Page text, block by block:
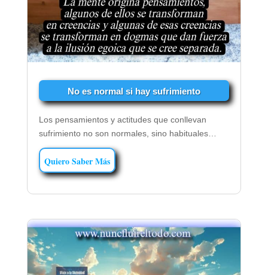
No es normal si hay sufrimiento
Los pensamientos y actitudes que conllevan
sufrimiento no son normales, sino habituales…
Quiero Saber Más